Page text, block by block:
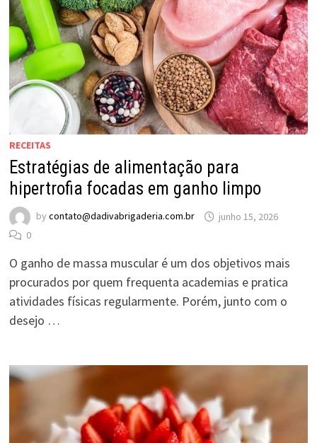
RECEITAS
Estratégias de alimentação para
hipertrofia focadas em ganho limpo
by contato@dadivabrigaderia.com.br
junho 15, 2026
0
O ganho de massa muscular é um dos objetivos mais
procurados por quem frequenta academias e pratica
atividades físicas regularmente. Porém, junto com o
desejo …